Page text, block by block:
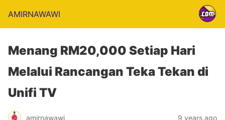
AMIRNAWAWI
Menang RM20,000 Setiap Hari
Melalui Rancangan Teka Tekan di
Unifi TV
amirnawawi 9 years ago